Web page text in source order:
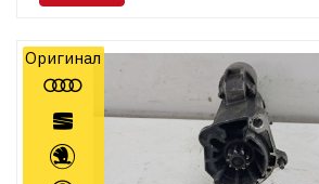
Оригинал